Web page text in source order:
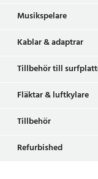
Musikspelare
Kablar & adaptrar
Tillbehör till
Fläktar & luftkylare
Tillbehör
Refurbished